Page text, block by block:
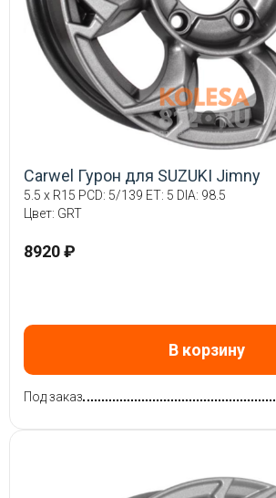
Carwel Гурон для SUZUKI Jimny
5.5 x R15 PCD: 5/139 ET: 5 DIA: 98.5
Цвет: GRT
8920 ₽
В корзину
Под заказ